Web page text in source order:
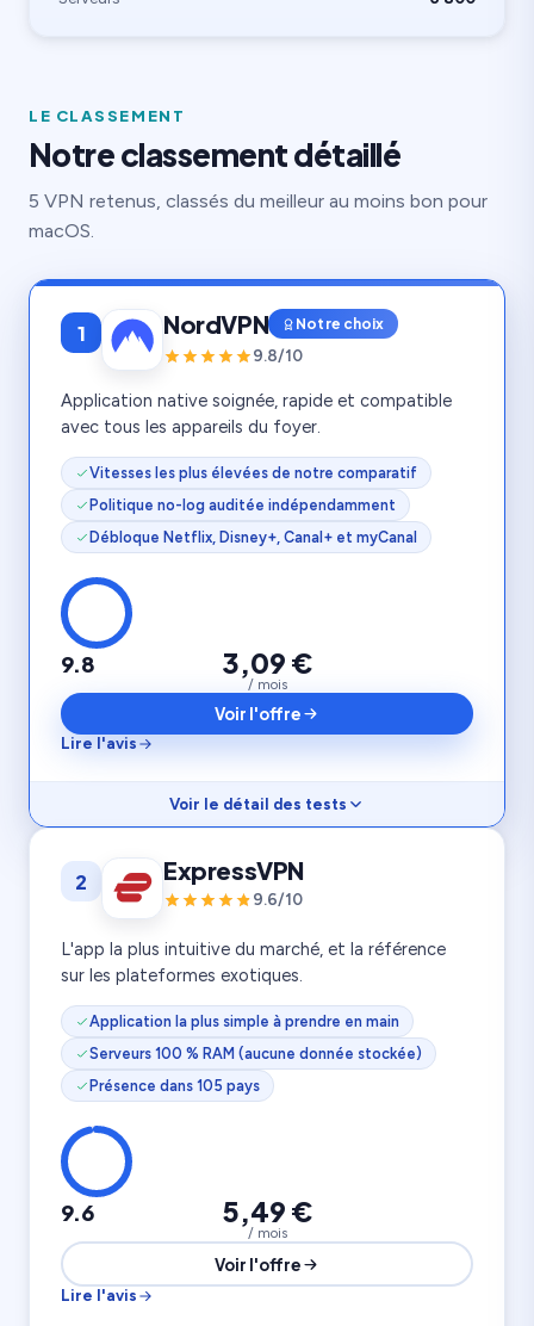
LE CLASSEMENT
Notre classement détaillé
5 VPN retenus, classés du meilleur au moins bon pour
macOS.
1 NordVPN Notre choix
9.8/10
Application native soignée, rapide et compatible
avec tous les appareils du foyer.
Vitesses les plus élevées de notre comparatif
Politique no-log auditée indépendamment
Débloque Netflix, Disney+, Canal+ et myCanal
9.8 3,09 €
/ mois
Voir l'offre
Lire l'avis
Voir le détail des tests
Vitesse
Streaming
Confidentialité
6 800 serveurs
2 ExpressVPN
9.6/10
L'app la plus intuitive du marché, et la référence
sur les plateformes exotiques.
Application la plus simple à prendre en main
Serveurs 100 % RAM (aucune donnée stockée)
Présence dans 105 pays
9.6 5,49 €
/ mois
Voir l'offre
Lire l'avis